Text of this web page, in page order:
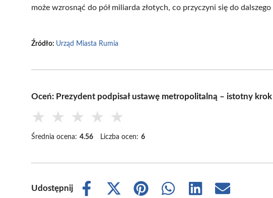
może wzrosnąć do pół miliarda złotych, co przyczyni się do
Źródło: Urząd Miasta Rumia
Oceń: Prezydent podpisał ustawę metropolitalną – istotny
★ ★ ★ ★ ★
Średnia ocena: 4.56 Liczba ocen: 6
Udostępnij
Share
Share
Share
Share
Share
Share